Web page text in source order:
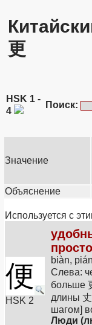
更
HSK 1 -
4
Поиск:
Значение
Объяснение
Используется с
便
HSK 2
biàn, pián
Слева:
больше
длины
шагом]
Люди